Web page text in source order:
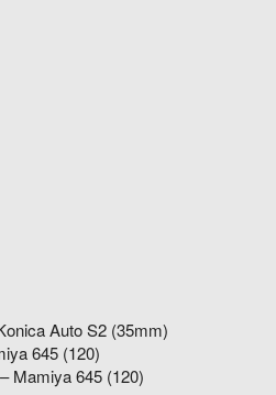
Auto S2 (35mm)
645 (120)
Mamiya 645 (120)